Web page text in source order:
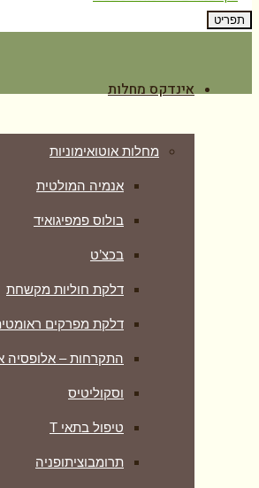
תפריט
אינדקס מחלות
מחלות אוטואימוניות
אנמיה המולטית
בולוס פמפיגואיד
בכצ’ט
דלקת חוליות מקשחת
דלקת מפרקים
התקרחות – אלופסיה
וסקוליטיס
טיפול בתאי T
תרומבוציתופניה